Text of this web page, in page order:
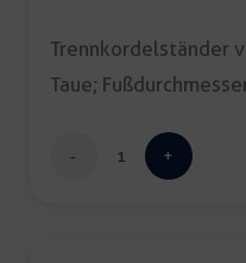
Trennkordelständer
Taue;
verchromt